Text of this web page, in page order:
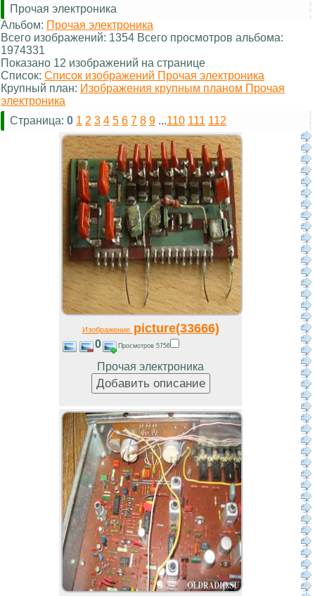
Прочая электроника
Альбом: Прочая электроника
Всего изображений: 1354 Всего просмотров альбома:
1974331
Показано 12 изображений на странице
Список: Список изображений Прочая электроника
Крупный план: Изображения крупным планом Прочая
электроника
Страница: 0 1 2 3 4 5 6 7 8 9 ...110 111 112
Изображениеpicture(33666)
0 Просмотров 5756
Прочая электроника